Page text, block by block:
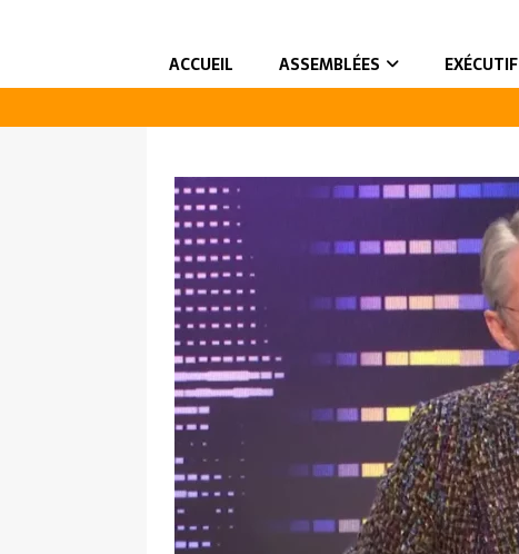
ACCUEIL ASSEMBLÉES EXÉCUTIF